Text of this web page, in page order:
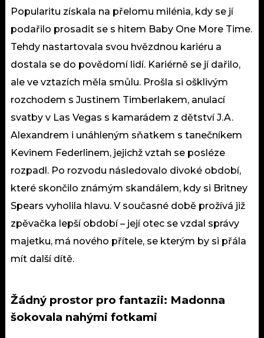
Popularitu získala na přelomu milénia, kdy se jí
podařilo prosadit se s hitem Baby One More Time.
Tehdy nastartovala svou hvězdnou kariéru a
dostala se do povědomí lidí. Kariérně se jí dařilo,
ale ve vztazích měla smůlu. Prošla si ošklivým
rozchodem s Justinem Timberlakem, anulací
svatby v Las Vegas s kamarádem z dětství J.A.
Alexandrem i unáhleným sňatkem s tanečníkem
Kevinem Federlinem, jejichž vztah se posléze
rozpadl. Po rozvodu následovalo divoké období,
které skončilo známým skandálem, kdy si Britney
Spears vyholila hlavu. V současné době prožívá již
zpěvačka lepší období – její otec se vzdal správy
majetku, má nového přítele, se kterým by si přála
mít další dítě.
Žádný prostor pro fantazii: Madonna
šokovala nahými fotkami